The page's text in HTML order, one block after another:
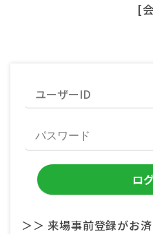
[
＞＞ 来場事前登録がお